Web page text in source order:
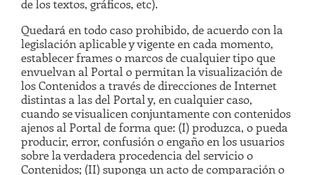
de los textos, gráficos, etc).
Quedará en todo caso prohibido, de acuerdo con la
legislación aplicable y vigente en cada momento,
establecer frames o marcos de cualquier tipo que
envuelvan al Portal o permitan la visualización de
los Contenidos a través de direcciones de Internet
distintas a las del Portal y, en cualquier caso,
cuando se visualicen conjuntamente con contenidos
ajenos al Portal de forma que: (I) produzca, o pueda
producir, error, confusión o engaño en los usuarios
sobre la verdadera procedencia del servicio o
Contenidos; (II) suponga un acto de comparación o